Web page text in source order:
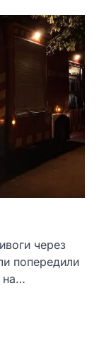
через
попередили
на…